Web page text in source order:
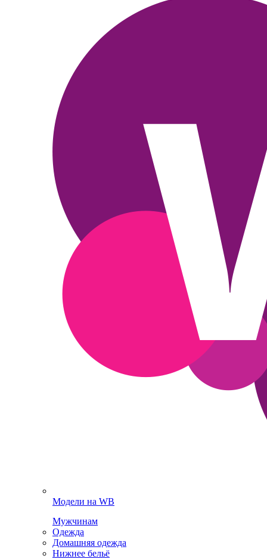
Модели на WB
Мужчинам
Одежда
Домашняя одежда
Нижнее бельё